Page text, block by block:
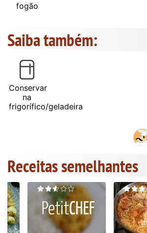
fogão
Saiba também:
Conservar
na
frigorífico/geladeira
Receitas semelhantes